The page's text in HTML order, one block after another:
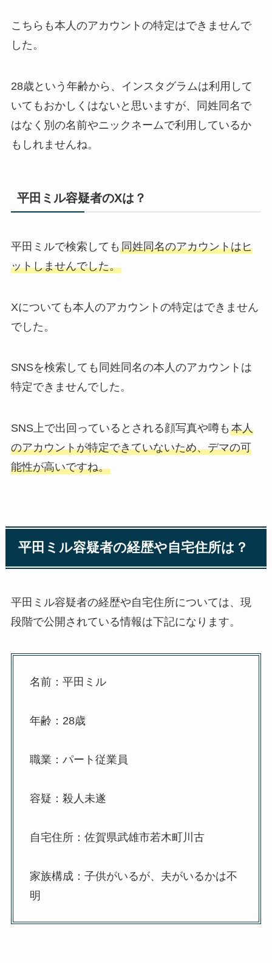
こちらも本人のアカウントの特定はできませんで
した。
28歳という年齢から、インスタグラムは利用して
いてもおかしくはないと思いますが、同姓同名で
はなく別の名前やニックネームで利用しているか
もしれませんね。
平田ミル容疑者のXは？
平田ミルで検索しても 同姓同名のアカウントはヒ
ットしませんでした。
Xについても本人のアカウントの特定はできません
でした。
SNSを検索しても同姓同名の本人のアカウントは
特定できませんでした。
SNS上で出回っているとされる顔写真や噂も 本人
のアカウントが特定できていないため、デマの可
能性が高いですね。
平田ミル容疑者の経歴や自宅住所は？
平田ミル容疑者の経歴や自宅住所については、現
段階で公開されている情報は下記になります。
名前：平田ミル
年齢：28歳
職業：パート従業員
容疑：殺人未遂
自宅住所：佐賀県武雄市若木町川古
家族構成：子供がいるが、夫がいるかは不
明